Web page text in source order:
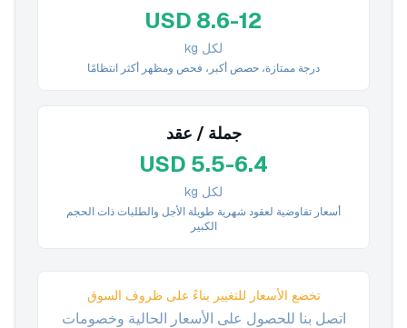
USD 8.6-12
لكل kg
درجة ممتازة، حصص أكبر، فحص ومظهر أكثر انتظامًا
جملة / عقد
USD 5.5-6.4
لكل kg
أسعار تفاوضية لعقود شهرية طويلة الأجل والطلبات ذات الحجم
الكبير
تخضع الأسعار للتغيير بناءً على ظروف السوق
اتصل بنا للحصول على الأسعار الحالية وخصومات